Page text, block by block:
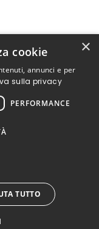
×
cookie
annunci e per
sulla privacy
PERFORMANCE
TUTTO